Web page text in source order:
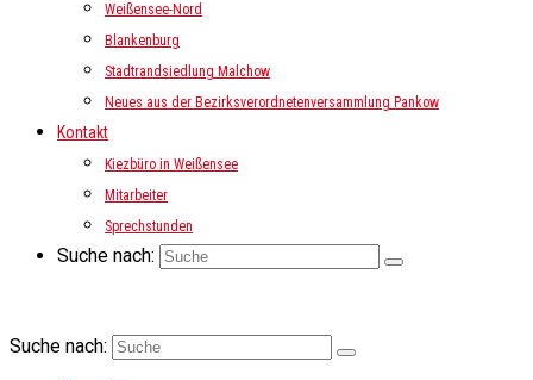
Weißensee-Nord
Blankenburg
Stadtrandsiedlung Malchow
Neues aus der Bezirksverordnetenversammlung Pankow
Kontakt
Kiezbüro in Weißensee
Mitarbeiter
Sprechstunden
Suche nach:
Suche nach: